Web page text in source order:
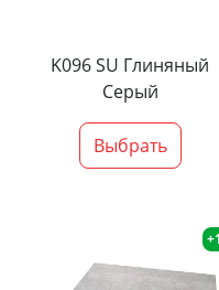
K096 SU Глиняный
Серый
Выбрать